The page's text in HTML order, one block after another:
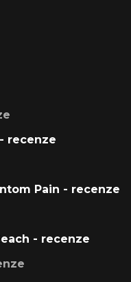
recenze
Pain - recenze
- recenze